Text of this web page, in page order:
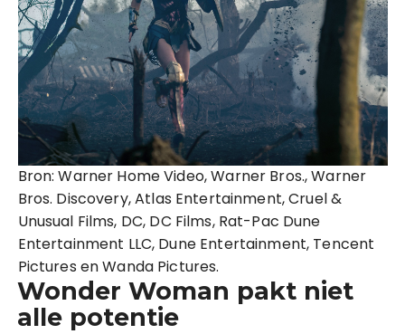
Bron: Warner Home Video, Warner Bros., Warner
Bros. Discovery, Atlas Entertainment, Cruel &
Unusual Films, DC, DC Films, Rat-Pac Dune
Entertainment LLC, Dune Entertainment, Tencent
Pictures en Wanda Pictures.
Wonder Woman pakt niet
alle potentie